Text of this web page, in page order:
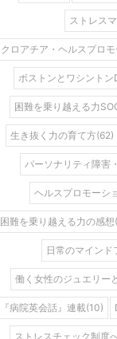
ストレス
クロアチア・ヘルスプロ
ボストンとワシントン
困難を乗り越える力
生き抜く力の育て方(62)
パーソナリティ障害
ヘルスプロモーシ
困難を乗り越える力の感想
日常のマインド
働く女性のジュエリー
『病院英会話』連載(10)
ストレスチェック制度